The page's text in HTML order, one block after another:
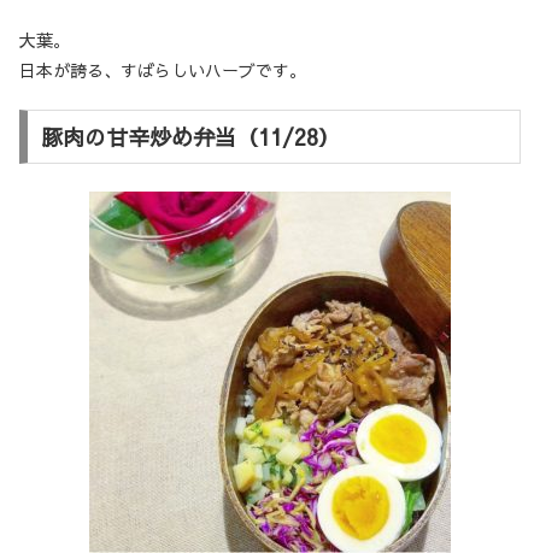
大葉。
日本が誇る、すばらしいハーブです。
豚肉の甘辛炒め弁当（11/28）